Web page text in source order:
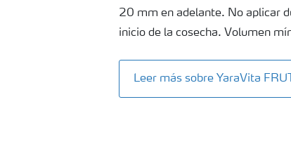
20 mm en adelante. No aplicar
inicio de la cosecha. Volumen
Leer más sobre YaraVita